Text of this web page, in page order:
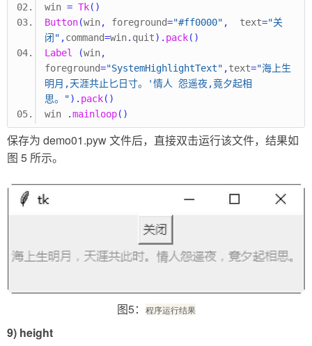
win = Tk()
Button(win, foreground="#ff0000" ,
  text
="关
闭" ,command=win. quit). pack()
Label
(win,
foreground="SystemHighlightText" ,text="海上生
明月,天涯共止匕日寸。'情人 怨遥夜,竟夕起相
思。"). pack()
win
.mainloop()
保存为 demo01.pyw 文件后，直接双击运行该文件，结果如
图 5 所示。
图5： 程序运行结果
9) height